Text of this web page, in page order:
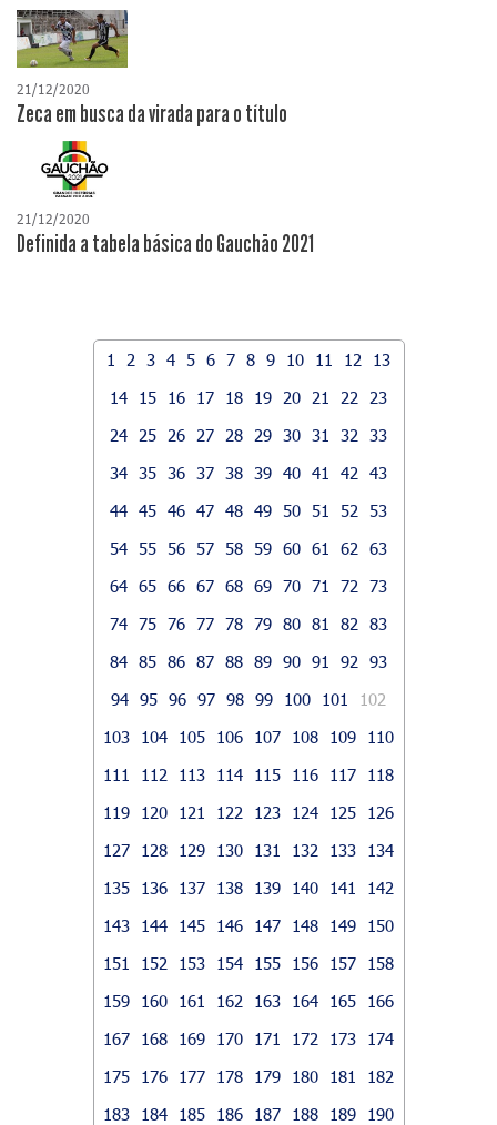
21/12/2020
Zeca em busca da virada para o título
21/12/2020
Definida a tabela básica do Gauchão 2021
1 2 3 4 5 6 7 8 9 10 11 12
13
14
15 16 17 18 19 20 21 22
23
24
25 26 27 28 29 30 31 32
33
34 35 36 37 38 39 40 41 42
43
44 45 46 47 48 49 50 51 52
53
54 55 56 57 58 59 60 61 62
63
64 65 66 67 68 69 70 71 72
73
74 75 76 77 78 79 80 81 82
83
84 85 86 87 88 89 90 91 92
93
94 95 96 97 98 99 100 101
102
103
104 105 106 107 108 109
110
111
112 113 114 115 116 117
118
119
120 121 122 123 124 125
126
127
128 129 130 131 132 133
134
135
136 137 138 139 140 141
142
143
144 145 146 147 148 149
150
151
152 153 154 155 156 157
158
159
160 161 162 163 164 165
166
167
168 169 170 171 172 173
174
175
176 177 178 179 180 181
182
183
184 185 186 187 188 189
190